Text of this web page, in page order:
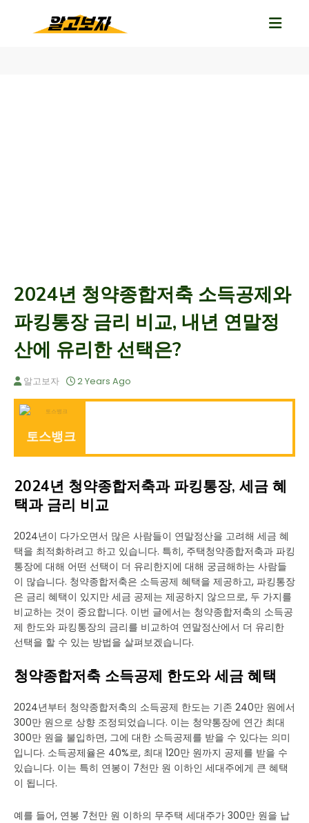
2024년 청약종합저축 소득공제와
파킹통장 금리 비교, 내년 연말정
산에 유리한 선택은?
알고보자 2 Years Ago
토스뱅크
2024년 청약종합저축과 파킹통장, 세금 혜
택과 금리 비교
2024년이 다가오면서 많은 사람들이 연말정산을 고려해 세금 혜
택을 최적화하려고 하고 있습니다. 특히, 주택청약종합저축과 파킹
통장에 대해 어떤 선택이 더 유리한지에 대해 궁금해하는 사람들
이 많습니다. 청약종합저축은 소득공제 혜택을 제공하고, 파킹통장
은 금리 혜택이 있지만 세금 공제는 제공하지 않으므로, 두 가지를
비교하는 것이 중요합니다. 이번 글에서는 청약종합저축의 소득공
제 한도와 파킹통장의 금리를 비교하여 연말정산에서 더 유리한
선택을 할 수 있는 방법을 살펴보겠습니다.
청약종합저축 소득공제 한도와 세금 혜택
2024년부터 청약종합저축의 소득공제 한도는 기존 240만 원에서
300만 원으로 상향 조정되었습니다. 이는 청약통장에 연간 최대
300만 원을 불입하면, 그에 대한 소득공제를 받을 수 있다는 의미
입니다. 소득공제율은 40%로, 최대 120만 원까지 공제를 받을 수
있습니다. 이는 특히 연봉이 7천만 원 이하인 세대주에게 큰 혜택
이 됩니다.
예를 들어, 연봉 7천만 원 이하의 무주택 세대주가 300만 원을 납